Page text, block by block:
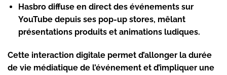
Hasbrodiffuse en direct des événements sur
YouTube depuis ses pop-up stores, mêlant
présentations produits et animations ludiques.
Cette interaction digitale permet d’allonger la durée
de vie médiatique de l’événement et d’impliquer une